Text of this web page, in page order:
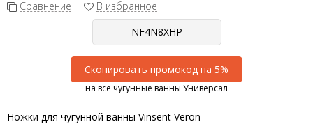
Сравнение В избранное
Скопировать промокод на 5%
на все чугунные ванны Универсал
Ножки для чугунной ванны Vinsent Veron